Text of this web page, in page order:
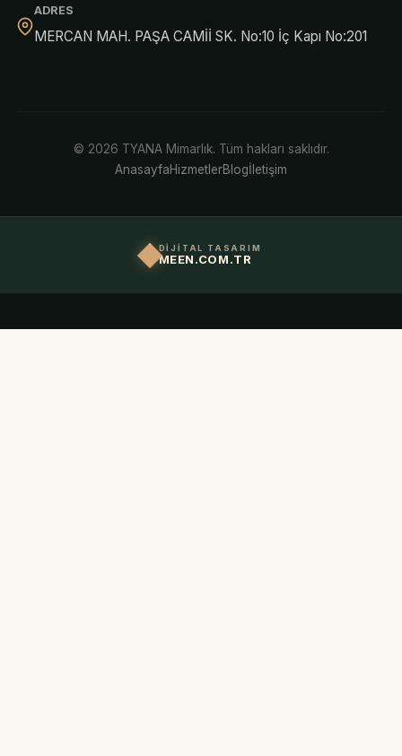
ADRES
MERCAN MAH. PAŞA CAMİİ SK. No:10 İç Kapı No:201
© 2026 TYANA Mimarlık. Tüm hakları saklıdır.
AnasayfaHizmetlerBlogİletişim
DİJİTAL TASARIM
MEEN.COM.TR